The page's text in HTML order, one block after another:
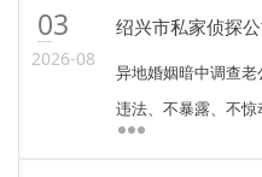
出轨张口闭···
03
2026-08
绍兴市私家侦探
异地婚姻暗中调查
违法、不暴露、不